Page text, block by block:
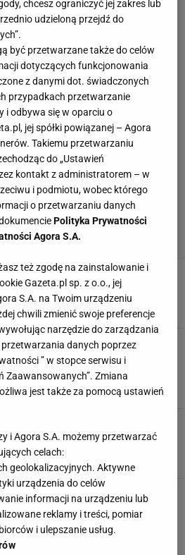
które wydłużają nogi jak photoshop.
furorę na ulicach Warszawy
17 KWIETNIA 2025, 14:22
wiosnę. Romantyczne sukienki i
kolekcji Reserved będziemy
3 MARCA 2025, 12:00
- to będziemy nosić w 2025!
Mintus,27 STYCZNIA 2025, 15:41
to nowy, pożądany trend na wiosnę.
łączyć romantyczne fasony z
13 STYCZNIA 2025, 15:17
chcesz ograniczyć jej zakres lub
udzieloną przejdź do
być przetwarzane także do celów
dotyczących funkcjonowania
z danymi dot. świadczonych
przypadkach przetwarzanie
i odbywa się w oparciu o
jej spółki powiązanej – Agora
Takiemu przetwarzaniu
do „Ustawień
kontakt z administratorem – w
i podmiotu, wobec którego
o przetwarzaniu danych
Polityka Prywatności
Agora S.A.
też zgodę na zainstalowanie i
Gazeta.pl sp. z o.o., jej
S.A. na Twoim urządzeniu
chwili zmienić swoje preferencje
narzędzie do zarządzania
danych poprzez
” w stopce serwisu i
Zaawansowanych”. Zmiana
jest także za pomocą ustawień
i Agora S.A. możemy przetwarzać
celach:
geolokalizacyjnych. Aktywne
urządzenia do celów
informacji na urządzeniu lub
reklamy i treści, pomiar
i ulepszanie usług.